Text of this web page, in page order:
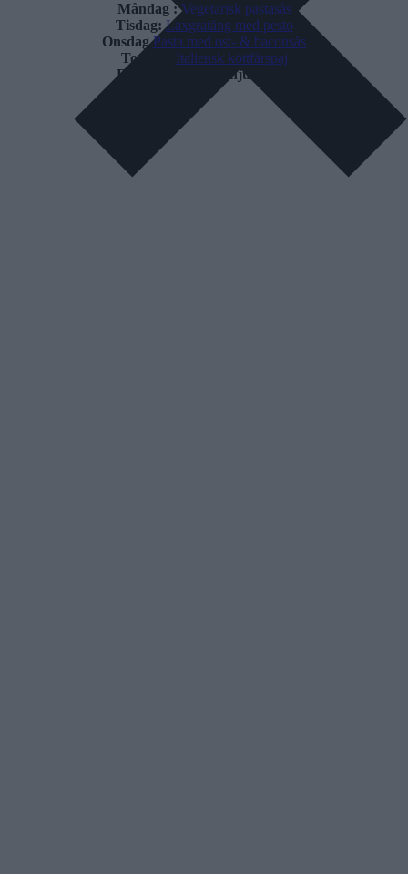
Måndag : Vegetarisk pastasås
Tisdag:Laxgratäng med pesto
OnsdagPasta med ost- & baconsås
Torsdag Italiensk köttfärspaj
F redag Mustig Canjungryta